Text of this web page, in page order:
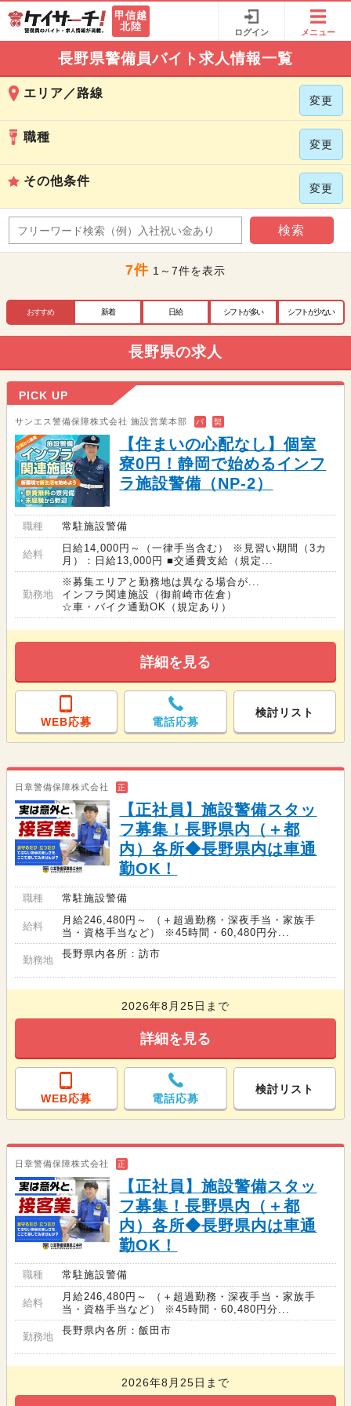
甲信越
北陸
ログイン メニュー
長野県警備員バイト求人情報一覧
エリア／路線
変更
職種
変更
その他条件
変更
検索
7件 1～7件を表示
おすすめ 新着 日給 シフトが多い シフトが少ない
長野県の求人
PICK UP
サンエス警備保障株式会社 施設営業本部 バ 契
【住まいの心配なし】個室
寮0円！静岡で始めるインフ
ラ施設警備（NP-2）
職種 常駐施設警備
給料
日給14,000円～（一律手当含む） ※見習い期間（3カ
月）：日給13,000円 ■交通費支給（規定...
勤務地
※募集エリアと勤務地は異なる場合が...
インフラ関連施設（御前崎市佐倉）
☆車・バイク通勤OK（規定あり）
詳細を見る
WEB応募 電話応募
検討リスト
日章警備保障株式会社 正
【正社員】施設警備スタッ
フ募集！長野県内（＋都
内）各所◆長野県内は車通
勤OK！
職種 常駐施設警備
給料
月給246,480円～ （＋超過勤務・深夜手当・家族手
当・資格手当など） ※45時間・60,480円分...
勤務地
長野県内各所：訪市
2026年8月25日まで
詳細を見る
WEB応募 電話応募
検討リスト
日章警備保障株式会社 正
【正社員】施設警備スタッ
フ募集！長野県内（＋都
内）各所◆長野県内は車通
勤OK！
職種 常駐施設警備
給料
月給246,480円～ （＋超過勤務・深夜手当・家族手
当・資格手当など） ※45時間・60,480円分...
勤務地
長野県内各所：飯田市
2026年8月25日まで